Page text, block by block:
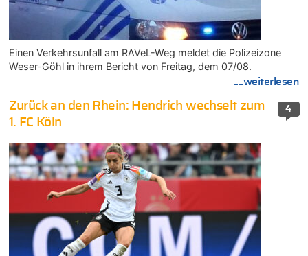
Einen Verkehrsunfall am RAVeL-Weg meldet die Polizeizone
Weser-Göhl in ihrem Bericht von Freitag, dem 07/08.
....weiterlesen
4
Zurück an den Rhein: Hendrich wechselt zum
1. FC Köln